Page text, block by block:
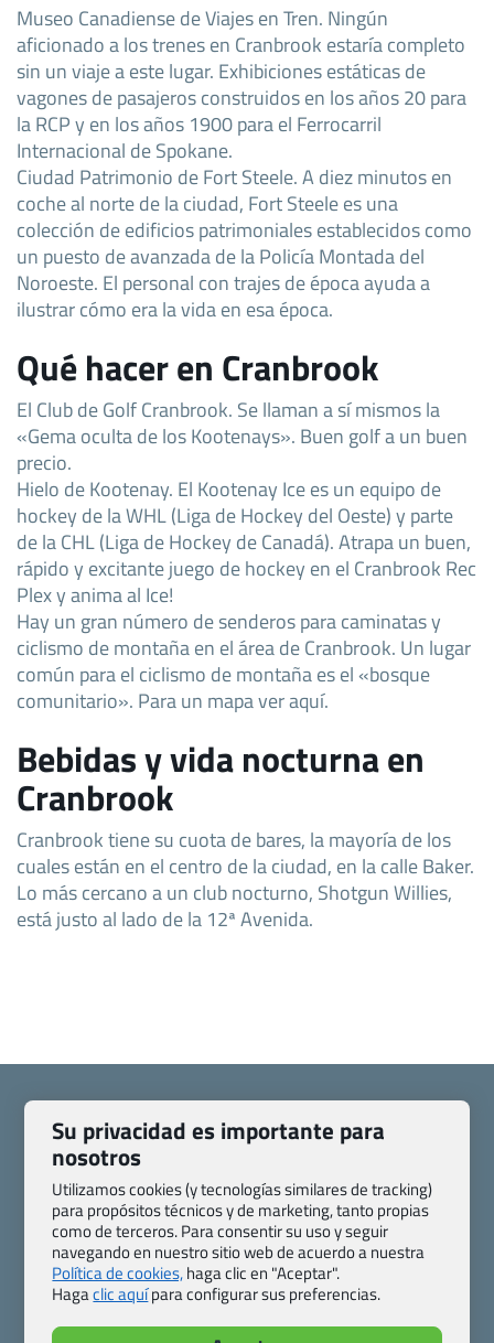
Museo Canadiense de Viajes en Tren. Ningún
aficionado a los trenes en Cranbrook estaría completo
sin un viaje a este lugar. Exhibiciones estáticas de
vagones de pasajeros construidos en los años 20 para
la RCP y en los años 1900 para el Ferrocarril
Internacional de Spokane.
Ciudad Patrimonio de Fort Steele. A diez minutos en
coche al norte de la ciudad, Fort Steele es una
colección de edificios patrimoniales establecidos como
un puesto de avanzada de la Policía Montada del
Noroeste. El personal con trajes de época ayuda a
ilustrar cómo era la vida en esa época.
Qué hacer en Cranbrook
El Club de Golf Cranbrook. Se llaman a sí mismos la
«Gema oculta de los Kootenays». Buen golf a un buen
precio.
Hielo de Kootenay. El Kootenay Ice es un equipo de
hockey de la WHL (Liga de Hockey del Oeste) y parte
de la CHL (Liga de Hockey de Canadá). Atrapa un buen,
rápido y excitante juego de hockey en el Cranbrook Rec
Plex y anima al Ice!
Hay un gran número de senderos para caminatas y
ciclismo de montaña en el área de Cranbrook. Un lugar
común para el ciclismo de montaña es el «bosque
comunitario». Para un mapa ver aquí.
Bebidas y vida nocturna en
Cranbrook
Cranbrook tiene su cuota de bares, la mayoría de los
cuales están en el centro de la ciudad, en la calle Baker.
Lo más cercano a un club nocturno, Shotgun Willies,
está justo al lado de la 12ª Avenida.
Quienes somos
Pasaporte, Visado, Salud y otras disposiciones específicas
Blog de Viajes.com
Registro de agencias
Preguntas frecuentes
Condiciones generales
Política de privacidad y cookies
Transparencia
Su privacidad es importante para
nosotros
Utilizamos cookies (y tecnologías similares de tracking)
para propósitos técnicos y de marketing, tanto propias
como de terceros. Para consentir su uso y seguir
navegando en nuestro sitio web de acuerdo a nuestra
Política de cookies,haga clic en "Aceptar".
Hagaclic aquípara configurar sus preferencias.